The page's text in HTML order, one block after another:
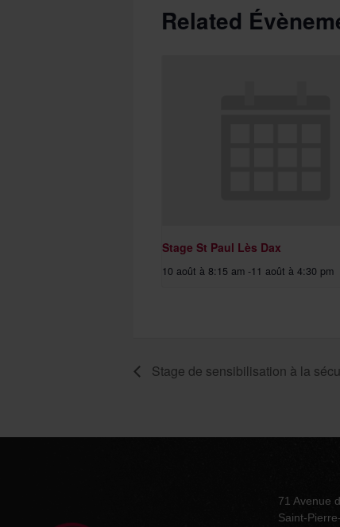
Related
Stage St Paul Lès Dax
10 août à 8:15 am -11 août à 4:30 pm
Stage de sensibilisation à la
71 Avenue
Saint-